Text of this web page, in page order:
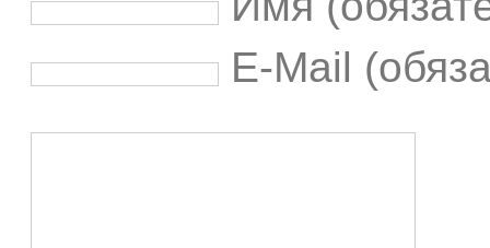
E-Mail